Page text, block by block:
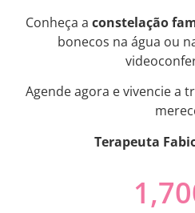
Conheça a constelação
bonecos na água ou
Agende agora e vivencie a
Terapeuta